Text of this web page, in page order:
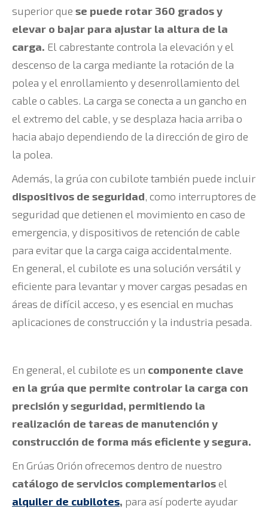
superior que se puede rotar 360 grados y
elevar o bajar para ajustar la altura de la
carga. El cabrestante controla la elevación y el
descenso de la carga mediante la rotación de la
polea y el enrollamiento y desenrollamiento del
cable o cables. La carga se conecta a un gancho en
el extremo del cable, y se desplaza hacia arriba o
hacia abajo dependiendo de la dirección de giro de
la polea.
Además, la grúa con cubilote también puede incluir
dispositivos de seguridad, como interruptores de
seguridad que detienen el movimiento en caso de
emergencia, y dispositivos de retención de cable
para evitar que la carga caiga accidentalmente.
En general, el cubilote es una solución versátil y
eficiente para levantar y mover cargas pesadas en
áreas de difícil acceso, y es esencial en muchas
aplicaciones de construcción y la industria pesada.
En general, el cubilote es un componente clave
en la grúa que permite controlar la carga con
precisión y seguridad, permitiendo la
realización de tareas de manutención y
construcción de forma más eficiente y segura.
En Grúas Orión ofrecemos dentro de nuestro
catálogo de servicios complementariosel
alquiler de cubilotes, para así poderte ayudar